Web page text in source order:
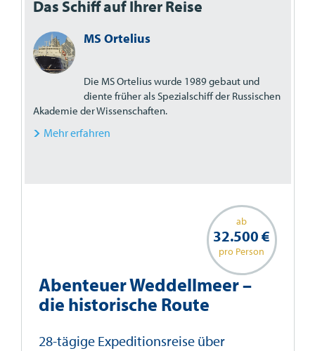
Das Schiff auf Ihrer Reise
MS Ortelius
Die MS Ortelius wurde 1989 gebaut und
diente früher als Spezialschiff der Russischen
Akademie der Wissenschaften.
Mehr erfahren
ab
32.500 €
pro Person
Abenteuer Weddellmeer –
die historische Route
28-tägige Expeditionsreise über